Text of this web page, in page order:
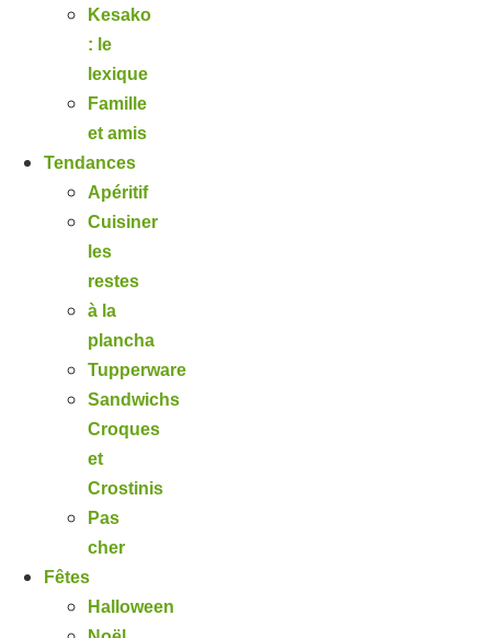
Kesako
: le
lexique
Famille
et amis
Tendances
Apéritif
Cuisiner
les
restes
à la
plancha
Tupperware
Sandwichs
Croques
et
Crostinis
Pas
cher
Fêtes
Halloween